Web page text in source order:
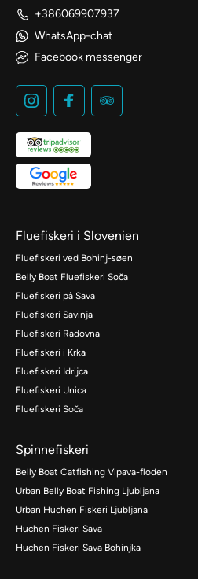
+386069907937
WhatsApp-chat
Facebook messenger
Fluefiskeri i Slovenien
Fluefiskeri ved Bohinj-søen
Belly Boat Fluefiskeri Soča
Fluefiskeri på Sava
Fluefiskeri Savinja
Fluefiskeri Radovna
Fluefiskeri i Krka
Fluefiskeri Idrijca
Fluefiskeri Unica
Fluefiskeri Soča
Spinnefiskeri
Belly Boat Catfishing Vipava-floden
Urban Belly Boat Fishing Ljubljana
Urban Huchen Fiskeri Ljubljana
Huchen Fiskeri Sava
Huchen Fiskeri Sava Bohinjka